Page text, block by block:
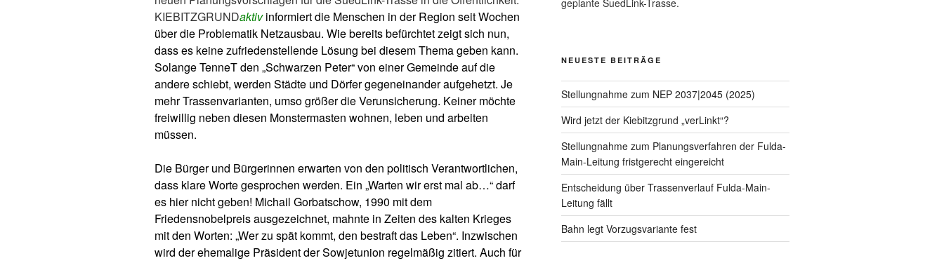
KIEBITZGRUNDaktivinformiert die Menschen in der Region seit Wochen
über die Problematik Netzausbau. Wie bereits befürchtet zeigt sich nun,
dass es keine zufriedenstellende Lösung bei diesem Thema geben kann.
Solange TenneT den „Schwarzen Peter“ von einer Gemeinde auf die
andere schiebt, werden Städte und Dörfer gegeneinander aufgehetzt. Je
mehr Trassenvarianten, umso größer die Verunsicherung. Keiner möchte
freiwillig neben diesen Monstermasten wohnen, leben und arbeiten
müssen.
Die Bürger und Bürgerinnen erwarten von den politisch Verantwortlichen,
dass klare Worte gesprochen werden. Ein „Warten wir erst mal ab…“ darf
es hier nicht geben! Michail Gorbatschow, 1990 mit dem
Friedensnobelpreis ausgezeichnet, mahnte in Zeiten des kalten Krieges
mit den Worten: „Wer zu spät kommt, den bestraft das Leben“. Inzwischen
wird der ehemalige Präsident der Sowjetunion regelmäßig zitiert. Auch für
geplante SuedLink-Trasse.
NEUESTE BEITRÄGE
Stellungnahme zum NEP 2037|2045 (2025)
Wird jetzt der Kiebitzgrund „verLinkt“?
Stellungnahme zum Planungsverfahren der Fulda-
Main-Leitung fristgerecht eingereicht
Entscheidung über Trassenverlauf Fulda-Main-
Leitung fällt
Bahn legt Vorzugsvariante fest